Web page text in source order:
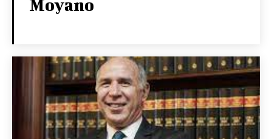
Moyano